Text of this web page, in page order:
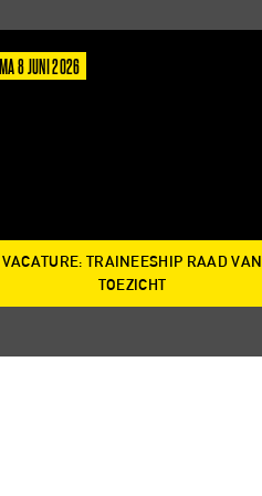
MA 8 JUNI 2026
VACATURE: TRAINEESHIP RAAD VAN
TOEZICHT